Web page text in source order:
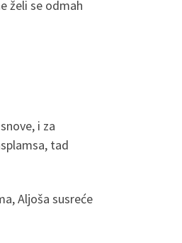
želi se odmah
i za
tad
Aljoša susreće